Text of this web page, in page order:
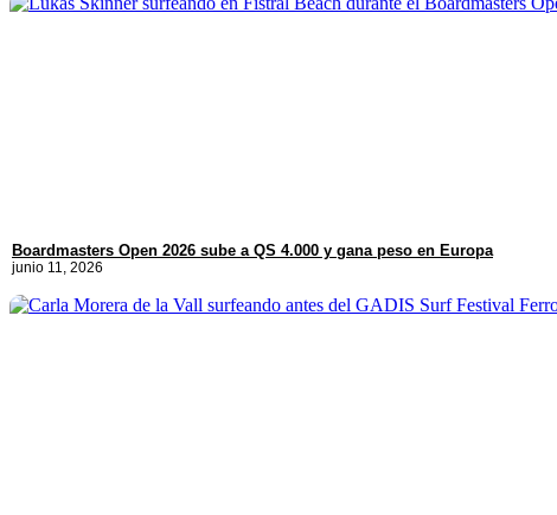
Boardmasters Open 2026 sube a QS 4.000 y gana peso en Europa
junio 11, 2026